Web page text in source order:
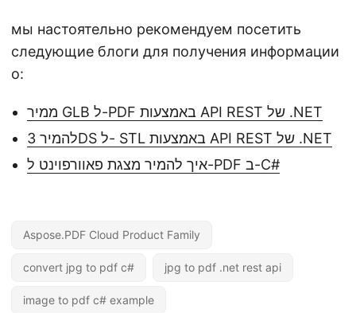
мы настоятельно рекомендуем посетить
следующие блоги для получения информации
о:
ממיר GLB ל-PDF באמצעות API REST של .NET
להמיר 3DS ל- STL באמצעות API REST של .NET
איך להמיר מצגת פאוורפוינט ל-PDF ב-C#
Aspose.PDF Cloud Product Family
convert jpg to pdf c# jpg to pdf .net rest api
image to pdf c# example